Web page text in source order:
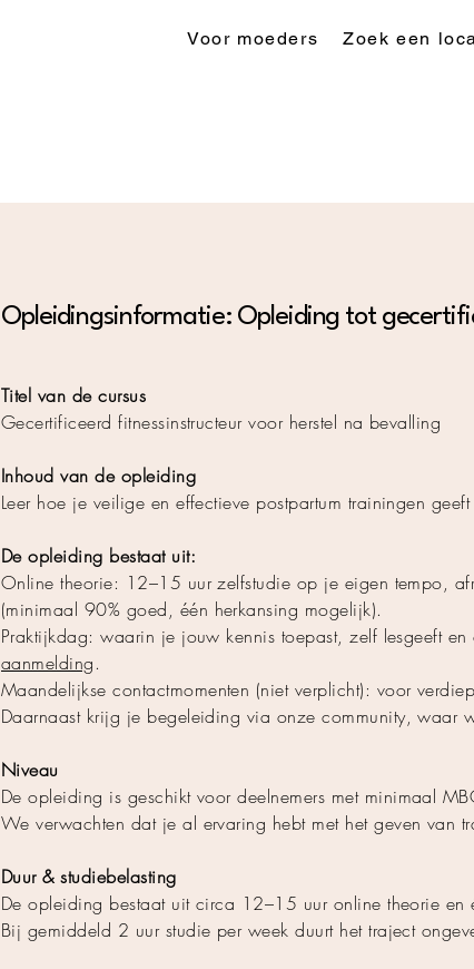
Voor moeders Zoek een
Opleidingsinformatie: Opleiding tot
Titel van de cursus
Gecertificeerd fitnessinstructeur voor herstel na bevalling
Inhoud van de opleiding
Leer hoe je veilige en effectieve postpartum trainingen
De opleiding bestaat uit:
Online theorie: 12–15 uur zelfstudie op je eigen tempo,
(minimaal 90% goed, één herkansing mogelijk).
Praktijkdag: waarin je jouw kennis toepast, zelf lesgeeft en
aanmelding.
Maandelijkse contactmomenten (niet verplicht): voor
Daarnaast krijg je begeleiding via onze community, waar
Niveau
De opleiding is geschikt voor deelnemers met minimaal
We verwachten dat je al ervaring hebt met het geven van
Duur & studiebelasting
De opleiding bestaat uit circa 12–15 uur online theorie en
Bij gemiddeld 2 uur studie per week duurt het traject